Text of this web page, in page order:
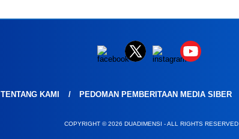
TENTANG KAMI PEDOMAN PEMBERITAAN MEDIA SIBER
COPYRIGHT © 2026 DUADIMENSI - ALL RIGHTS RESERVED